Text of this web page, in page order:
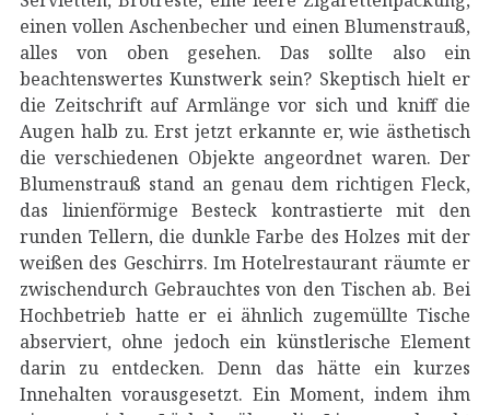
einen vollen Aschenbecher und einen Blumenstrauß,
alles von oben gesehen. Das sollte also ein
beachtenswertes Kunstwerk sein? Skeptisch hielt er
die Zeitschrift auf Armlänge vor sich und kniff die
Augen halb zu. Erst jetzt erkannte er, wie ästhetisch
die verschiedenen Objekte angeordnet waren. Der
Blumenstrauß stand an genau dem richtigen Fleck,
das linienförmige Besteck kontrastierte mit den
runden Tellern, die dunkle Farbe des Holzes mit der
weißen des Geschirrs. Im Hotelrestaurant räumte er
zwischendurch Gebrauchtes von den Tischen ab. Bei
Hochbetrieb hatte er ei ähnlich zugemüllte Tische
abserviert, ohne jedoch ein künstlerische Element
darin zu entdecken. Denn das hätte ein kurzes
Innehalten vorausgesetzt. Ein Moment, indem ihm